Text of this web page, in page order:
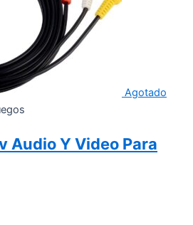
Agotado
Audio Y Video Para